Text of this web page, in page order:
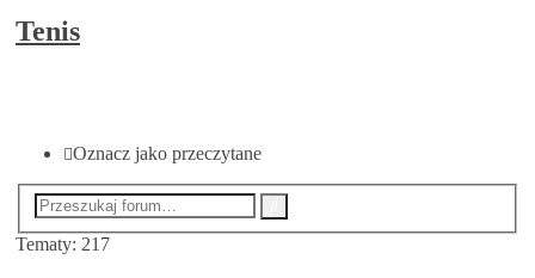
Tenis
Oznacz jako przeczytane
Tematy: 217